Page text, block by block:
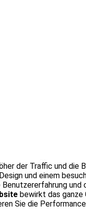
der Traffic und die
und einem
und
bewirkt das ganze
Sie die